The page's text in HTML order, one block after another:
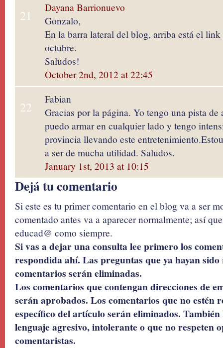
21
Dayana Barrionuevo
Gonzalo,
En la barra lateral del blog, arriba está el
octubre.
Saludos!
October 2nd, 2012 at 22:45
22
Fabian
Gracias por la página. Yo tengo una pista
puedo armar en cualquier lado y tengo
provincia llevando este
a ser de mucha utilidad. Saludos.
January 1st, 2013 at 10:15
Dejá tu comentario
Si este es tu primer comentario en el blog va a ser
comentado antes va a aparecer normalmente; así
educad@ como siempre.
Si vas a dejar una consulta lee primero los
respondida ahí. Las preguntas que ya hayan
comentarios serán eliminadas.
Los comentarios que contengan direcciones de
serán aprobados. Los comentarios que no estén
específico del artículo serán eliminados.
lenguaje agresivo, intolerante o que no respeten
comentaristas.